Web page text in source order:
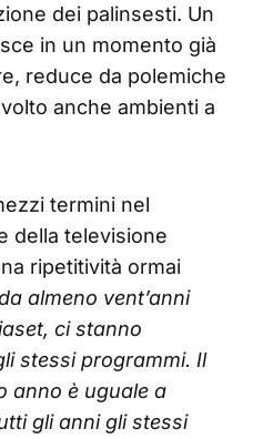
dei palinsesti. Un
in un momento già
reduce da polemiche
anche ambienti a
termini nel
della televisione
ripetitività ormai
almeno vent’anni
ci stanno
stessi programmi. Il
anno è uguale a
gli anni gli stessi